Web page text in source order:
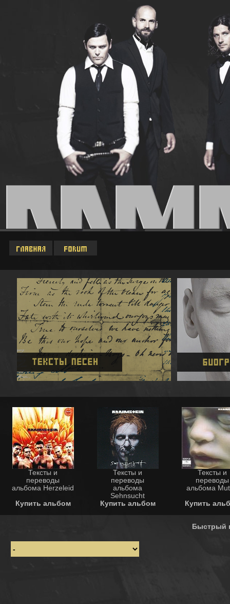
Тексты и
переводы
альбома Herzeleid
Купить альбом
Тексты и
переводы
альбома
Sehnsucht
Купить альбом
Тексты и
переводы
альбома
Купить
Быстрый